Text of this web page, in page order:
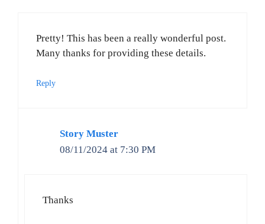
Pretty! This has been a really wonderful post.
Many thanks for providing these details.
Reply
Story Muster
08/11/2024 at 7:30 PM
Thanks